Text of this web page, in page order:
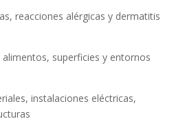
reacciones alérgicas y dermatitis
superficies y entornos
instalaciones eléctricas,